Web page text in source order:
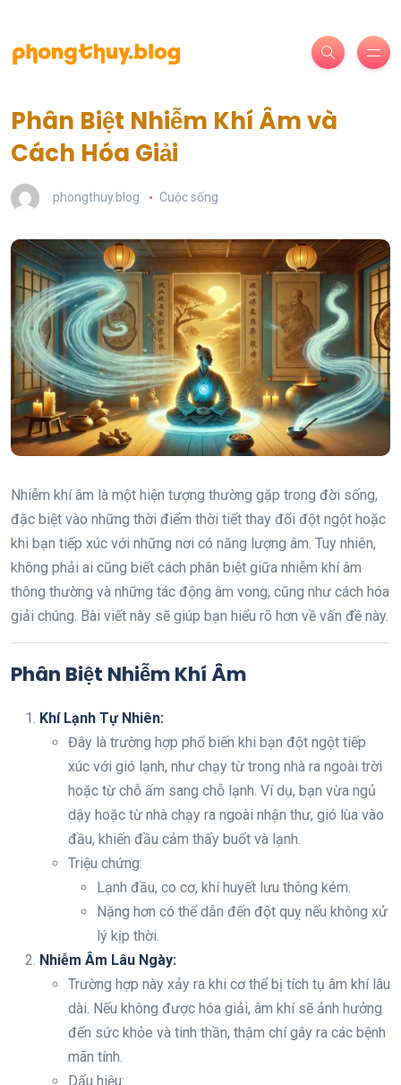
Phân Biệt Nhiễm Khí Âm và
Cách Hóa Giải
phongthuy.blog Cuộc sống
Nhiễm khí âm là một hiện tượng thường gặp trong đời sống,
đặc biệt vào những thời điểm thời tiết thay đổi đột ngột hoặc
khi bạn tiếp xúc với những nơi có năng lượng âm. Tuy nhiên,
không phải ai cũng biết cách phân biệt giữa nhiễm khí âm
thông thường và những tác động âm vong, cũng như cách hóa
giải chúng. Bài viết này sẽ giúp bạn hiểu rõ hơn về vấn đề này.
Phân Biệt Nhiễm Khí Âm
Khí Lạnh Tự Nhiên:
Đây là trường hợp phổ biến khi bạn đột ngột tiếp
xúc với gió lạnh, như chạy từ trong nhà ra ngoài trời
hoặc từ chỗ ấm sang chỗ lạnh. Ví dụ, bạn vừa ngủ
dậy hoặc từ nhà chạy ra ngoài nhận thư, gió lùa vào
đầu, khiến đầu cảm thấy buốt và lạnh.
Triệu chứng:
Lạnh đầu, co cơ, khí huyết lưu thông kém.
Nặng hơn có thể dẫn đến đột quỵ nếu không xử
lý kịp thời.
Nhiễm Âm Lâu Ngày:
Trường hợp này xảy ra khi cơ thể bị tích tụ âm khí lâu
dài. Nếu không được hóa giải, âm khí sẽ ảnh hưởng
đến sức khỏe và tinh thần, thậm chí gây ra các bệnh
mãn tính.
Dấu hiệu: